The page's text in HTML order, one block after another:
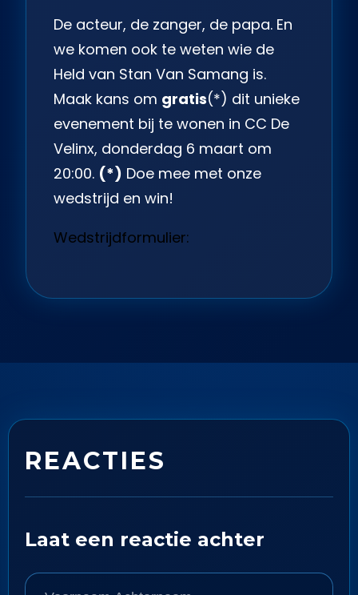
De acteur, de zanger, de papa. En
we komen ook te weten wie de
Held van Stan Van Samang is.
Maak kans om gratis(*) dit unieke
evenement bij te wonen in CC De
Velinx, donderdag 6 maart om
20:00. (*) Doe mee met onze
wedstrijd en win!
Wedstrijdformulier:
REACTIES
Laat een reactie achter